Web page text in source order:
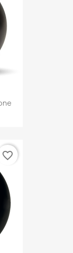
favorite_border